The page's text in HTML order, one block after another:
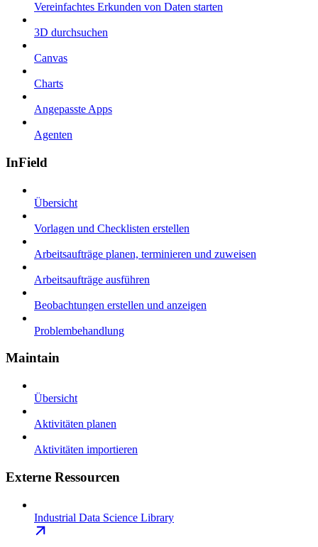
Vereinfachtes Erkunden von Daten starten
3D durchsuchen
Canvas
Charts
Angepasste Apps
Agenten
InField
Übersicht
Vorlagen und Checklisten erstellen
Arbeitsaufträge planen, terminieren und zuweisen
Arbeitsaufträge ausführen
Beobachtungen erstellen und anzeigen
Problembehandlung
Maintain
Übersicht
Aktivitäten planen
Aktivitäten importieren
Externe Ressourcen
Industrial Data Science Library